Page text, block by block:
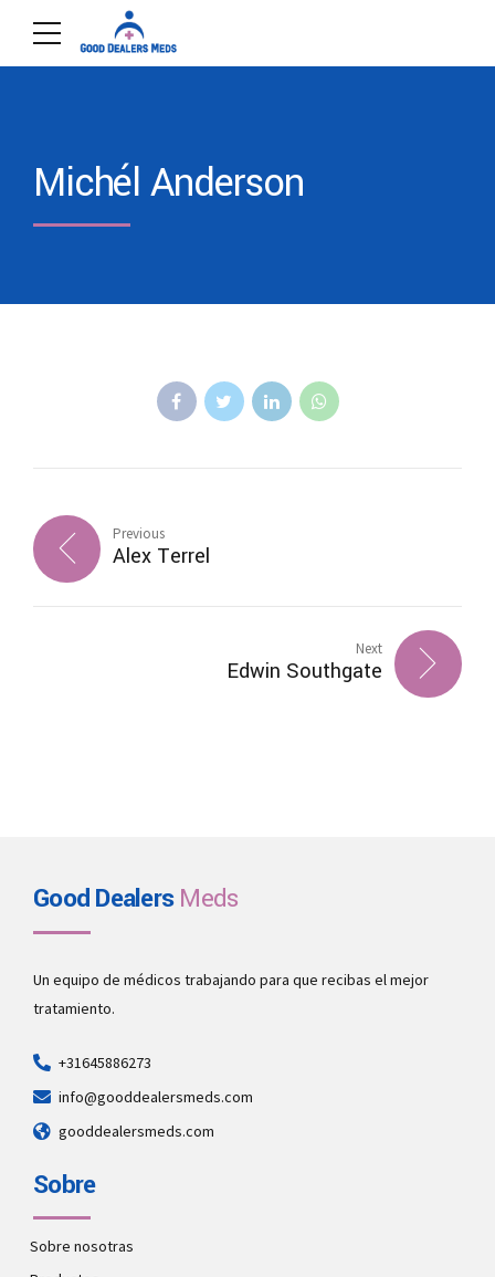
Michél Anderson
Previous
Alex Terrel
Next
Edwin Southgate
Good DealersMeds
Un equipo de médicos trabajando para que recibas el mejor
tratamiento.
+31645886273
info@gooddealersmeds.com
gooddealersmeds.com
Sobre
Sobre nosotras